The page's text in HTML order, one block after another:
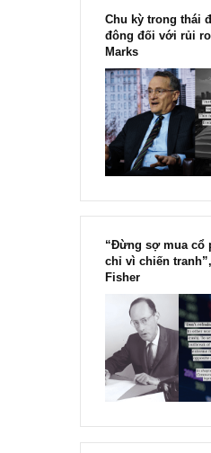
là,anh chị có dữ liệu về cơ
bán mì cho quán lẩu ;
đại lý hàng bán…là bao
Em xin cảm ơn anh chị nhé!
chính thức